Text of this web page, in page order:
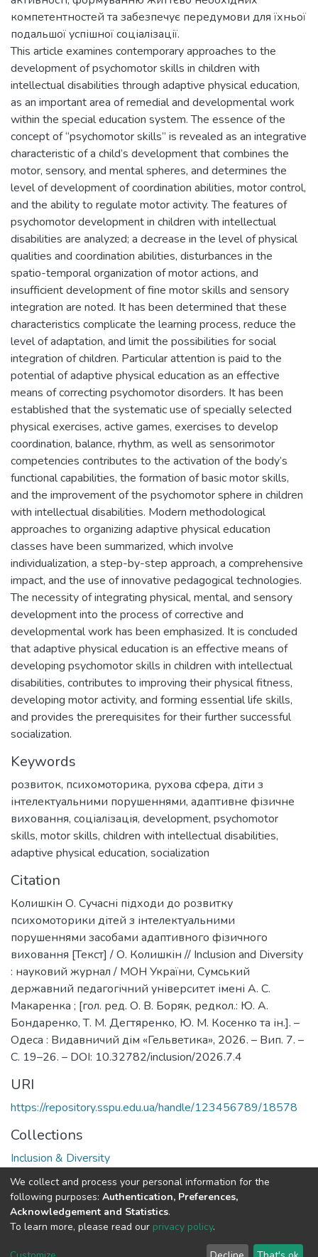
компетентностей та забезпечує передумови для їхньої
подальшої успішної соціалізації.
This article examines contemporary approaches to the
development of psychomotor skills in children with
intellectual disabilities through adaptive physical education,
as an important area of remedial and developmental work
within the special education system. The essence of the
concept of “psychomotor skills” is revealed as an integrative
characteristic of a child’s development that combines the
motor, sensory, and mental spheres, and determines the
level of development of coordination abilities, motor control,
and the ability to regulate motor activity. The features of
psychomotor development in children with intellectual
disabilities are analyzed; a decrease in the level of physical
qualities and coordination abilities, disturbances in the
spatio-temporal organization of motor actions, and
insufficient development of fine motor skills and sensory
integration are noted. It has been determined that these
characteristics complicate the learning process, reduce the
level of adaptation, and limit the possibilities for social
integration of children. Particular attention is paid to the
potential of adaptive physical education as an effective
means of correcting psychomotor disorders. It has been
established that the systematic use of specially selected
physical exercises, active games, exercises to develop
coordination, balance, rhythm, as well as sensorimotor
competencies contributes to the activation of the body’s
functional capabilities, the formation of basic motor skills,
and the improvement of the psychomotor sphere in children
with intellectual disabilities. Modern methodological
approaches to organizing adaptive physical education
classes have been summarized, which involve
individualization, a step-by-step approach, a comprehensive
impact, and the use of innovative pedagogical technologies.
The necessity of integrating physical, mental, and sensory
development into the process of corrective and
developmental work has been emphasized. It is concluded
that adaptive physical education is an effective means of
developing psychomotor skills in children with intellectual
disabilities, contributes to improving their physical fitness,
developing motor activity, and forming essential life skills,
and provides the prerequisites for their further successful
socialization.
Keywords
розвиток, психомоторика, рухова сфера, діти з
інтелектуальними порушеннями, адаптивне фізичне
виховання, соціалізація, development, psychomotor
skills, motor skills, children with intellectual disabilities,
adaptive physical education, socialization
Citation
Колишкін О. Сучасні підходи до розвитку
психомоторики дітей з інтелектуальними
порушеннями засобами адаптивного фізичного
виховання [Текст] / О. Колишкін // Inclusion and Diversity
: науковий журнал / МОН України, Сумський
державний педагогічний університет імені А. С.
Макаренка ; [гол. ред. О. В. Боряк, редкол.: Ю. А.
Бондаренко, Т. М. Дегтяренко, Ю. М. Косенко та ін.]. –
Одеса : Видавничий дім «Гельветика», 2026. – Вип. 7. –
С. 19–26. – DOI: 10.32782/inclusion/2026.7.4
URI
https://repository.sspu.edu.ua/handle/123456789/18578
Collections
Inclusion & Diversity
Full item page Google Scholar
DSpace software and SSPU named after A.S. Makarenko
LYRASIS
We collect and process your personal information for the
following purposes: Authentication, Preferences,
Acknowledgement and Statistics.
To learn more, please read our privacy policy.